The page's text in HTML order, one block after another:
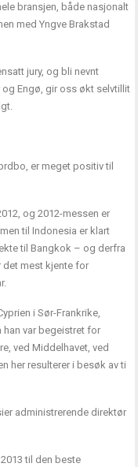
bransjen, både nasjonalt
med Yngve Brakstad
jury, og bli nevnt
og Engø, gir oss økt selvtillit
er meget positiv til
og 2012-messen er
til Indonesia er klart
til Bangkok – og derfra
det mest kjente for
i Sør-Frankrike,
var begeistret for
ved Middelhavet, ved
her resulterer i besøk av ti
administrerende direktør
til den beste